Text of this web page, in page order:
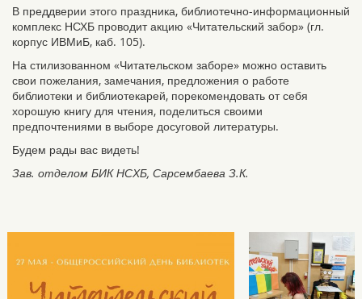
В преддверии этого праздника, библиотечно-информационный
комплекс НСХБ проводит акцию «Читательский забор» (гл.
корпус ИВМиБ, каб. 105).
На стилизованном «Читательском заборе» можно оставить
свои пожелания, замечания, предложения о работе
библиотеки и библиотекарей, порекомендовать от себя
хорошую книгу для чтения, поделиться своими
предпочтениями в выборе досуговой литературы.
Будем рады вас видеть!
Зав. отделом БИК НСХБ, Сарсембаева З.К.